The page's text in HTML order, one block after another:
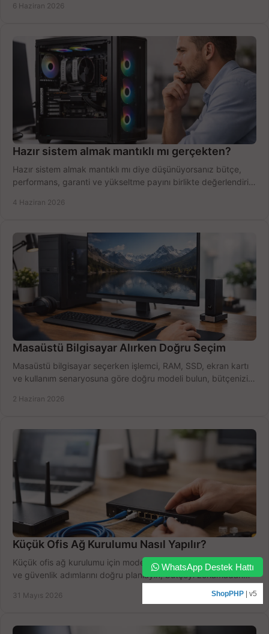
6 Haziran 2026
Hazır sistem almak mantıklı mı gerçekten?
Hazır sistem almak mantıklı mı diye düşünüyorsanız bütçe,
performans, garanti ve yükseltme payını birlikte değerlendirin,
4 Haziran 2026
Masaüstü Bilgisayar Alırken Doğru Seçim
Masaüstü bilgisayar seçerken işlemci, RAM, SSD, ekran kartı
ve kullanım senaryosuna göre doğru modeli bulun, bütçenizi
2 Haziran 2026
Küçük Ofis Ağ Kurulumu Nasıl Yapılır?
Küçük ofis ağ kurulumu için modem, router, switch, kablolama
ve güvenlik adımlarını doğru planlayın, bütçeyi zorlamadan
31 Mayıs 2026
WhatsApp Destek Hattı
ShopPHP | v5